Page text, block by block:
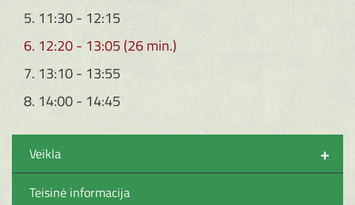
5. 11:30 - 12:15
6. 12:20 - 13:05 (26 min.)
7. 13:10 - 13:55
8. 14:00 - 14:45
+
Veikla
Teisinė informacija